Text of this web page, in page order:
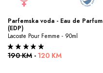
Parfemska voda - Eau de Parfum
(EDP)
Lacoste Pour Femme - 90ml
190 KM - 120 KM